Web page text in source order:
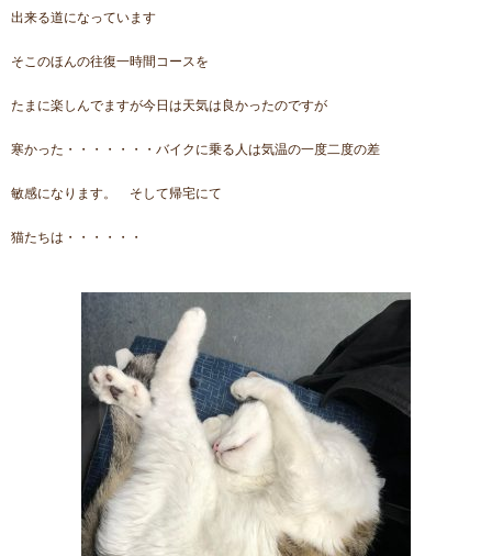
出来る道になっています
そこのほんの往復一時間コースを
たまに楽しんでますが今日は天気は良かったのですが
寒かった・・・・・・・バイクに乗る人は気温の一度二度の差
敏感になります。 そして帰宅にて
猫たちは・・・・・・